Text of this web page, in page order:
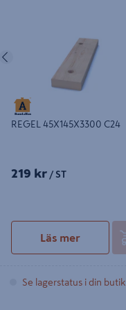
Föregående
REGEL 45X145X3300 C24
219 kr / ST
Läs mer
Se lagerstatus i din butik